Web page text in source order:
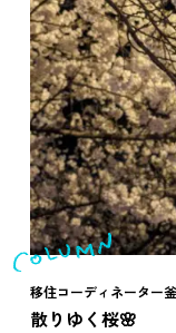
移住コーディネーター
散りゆく桜🌸